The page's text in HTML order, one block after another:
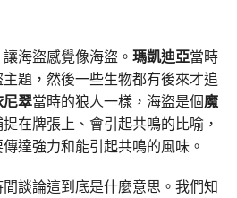
海盜感覺像海盜。瑪凱迪亞當時
題，然後一些生物都有後來才追
尼翠當時的狼人一樣，海盜是個魔
在牌張上、會引起共鳴的比喻，
達強力和能引起共鳴的風味。
談論這到底是什麼意思。我們知